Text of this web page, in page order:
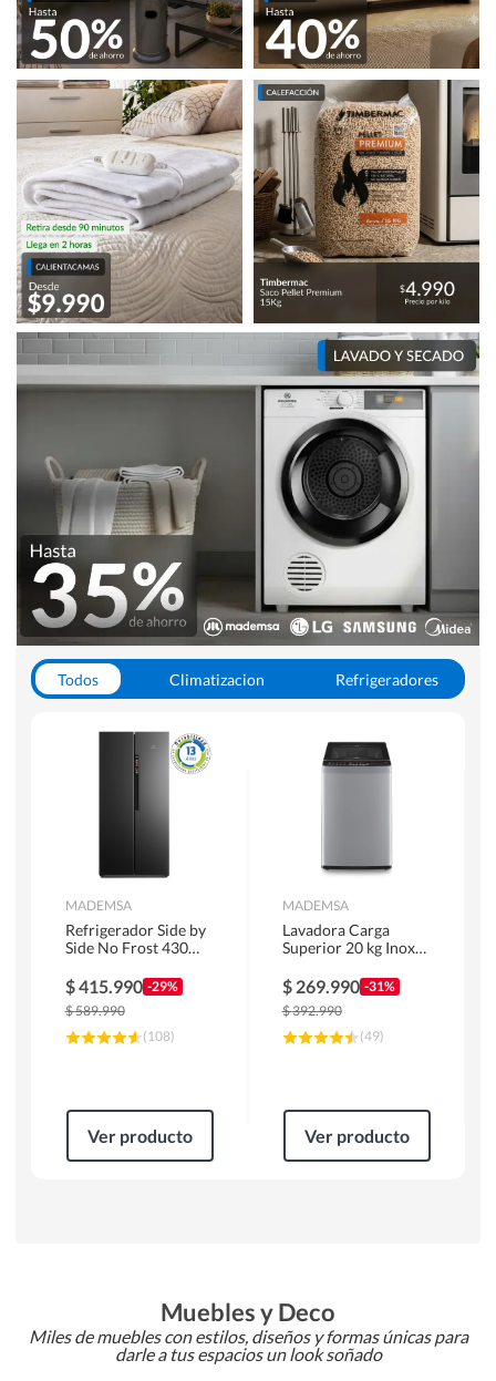
Todos Climatizacion
Refrigeradores
Hornos y Microondas
MADEMSA
Refrigerador Side by
Side No Frost 430
MAS430B
$415.990 -29%
$589.990
(108)
Ver producto
MADEMSA
Lavadora Carga
Superior 20 kg Inox
$ 269.990 -31%
$392.990
(49)
Ver producto
Muebles y Deco
Miles de muebles con estilos, diseños y formas únicas para
darle a tus espacios un look soñado